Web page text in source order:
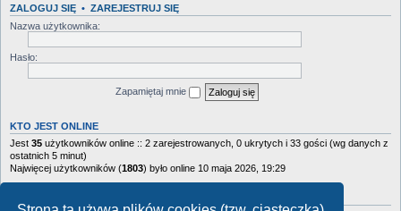
ZALOGUJ SIĘ • ZAREJESTRUJ SIĘ
Nazwa użytkownika:
Hasło:
Zapamiętaj mnie
KTO JEST ONLINE
Jest 35 użytkowników online :: 2 zarejestrowanych, 0 ukrytych i 33 gości (wg danych z
ostatnich 5 minut)
Najwięcej użytkowników (1803) było online 10 maja 2026, 19:29